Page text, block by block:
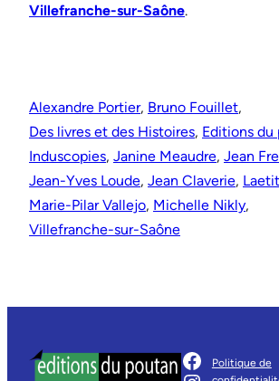
Villefranche-sur-Saône.
Alexandre Portier, Bruno Fouillet,
Des livres et des Histoires, Editions du
Induscopies, Janine Meaudre, Jean
Jean-Yves Loude, Jean Claverie,
Marie-Pilar Vallejo, Michelle Nikly,
Villefranche-sur-Saône
Facebook
Politique de